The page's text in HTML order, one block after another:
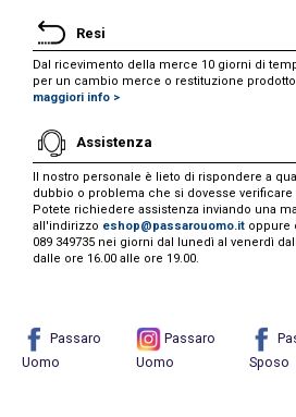
Resi
Dal ricevimento della merce 10 giorni di
per un cambio merce o restituzione prodotto.
maggiori info >
Assistenza
Il nostro personale è lieto di rispondere a
dubbio o problema che si dovesse verificare
Potete richiedere assistenza inviando una
all'indirizzo eshop@passarouomo.it oppure
089 349735 nei giorni dal lunedì al venerdì
dalle ore 16.00 alle ore 19.00.
Passaro
Uomo
Passaro
Uomo Sposo